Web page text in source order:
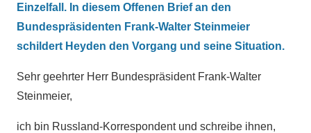
Einzelfall. In diesem Offenen Brief an den
Bundespräsidenten Frank-Walter Steinmeier
schildert Heyden den Vorgang und seine Situation.
Sehr geehrter Herr Bundespräsident Frank-Walter
Steinmeier,
ich bin Russland-Korrespondent und schreibe ihnen,